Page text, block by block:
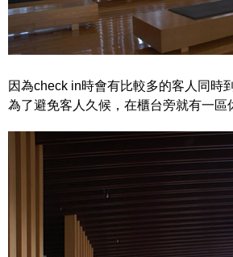
因為check in時會有比較多的客人同時
為了避免客人久候，在櫃台旁就有一區